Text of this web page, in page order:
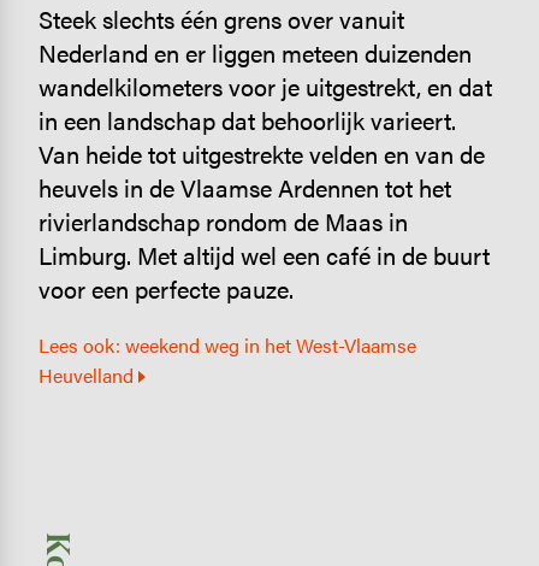
Steek slechts één grens over vanuit
Nederland en er liggen meteen duizenden
wandelkilometers voor je uitgestrekt, en dat
in een landschap dat behoorlijk varieert.
Van heide tot uitgestrekte velden en van de
heuvels in de Vlaamse Ardennen tot het
rivierlandschap rondom de Maas in
Limburg. Met altijd wel een café in de buurt
voor een perfecte pauze.
Lees ook: weekend weg in het West-Vlaamse
Heuvelland